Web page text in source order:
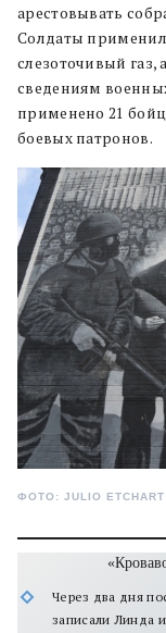
арестовывать
Солдаты
слезоточивый газ,
сведениям
применено 21
боевых патронов.
ФОТО: JULIO ETCHART
Через два дня
записали Линда